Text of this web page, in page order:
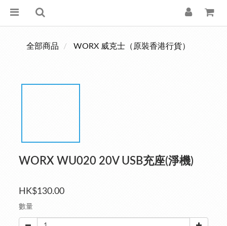
全部商品 WORX 威克士（原裝香港行貨）
WORX WU020 20V USB充座(淨機)
HK$130.00
數量